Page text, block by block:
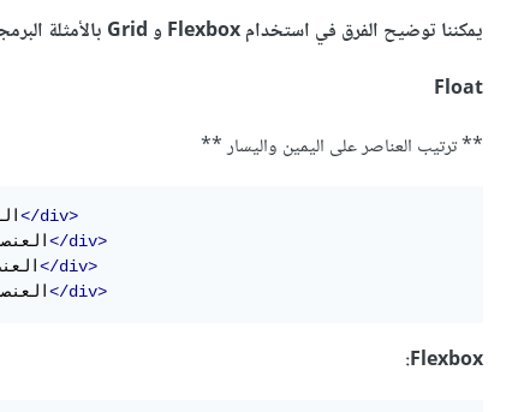
يمكننا توضيح الفرق في استخدام Flexbox و Grid بالأمثلة البرمجية التالية:
Float
** ترتيب العناصر على اليمين واليسار **
</div>
</div>
</div>
</div>
Flexbox: